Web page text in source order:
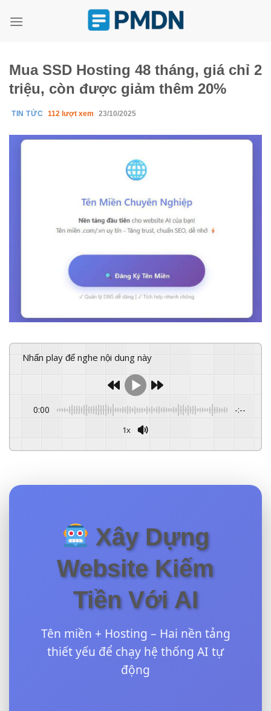
Mua SSD Hosting 48 tháng, giá chỉ 2
triệu, còn được giảm thêm 20%
TIN TỨC 112 lượt xem 23/10/2025
Nhấn play để nghe nội dung này
0:00 -:--
1x
Xây Dựng
Website Kiếm
Tiền Với AI
Tên miền + Hosting – Hai nền tảng
thiết yếu để chạy hệ thống AI tự
động